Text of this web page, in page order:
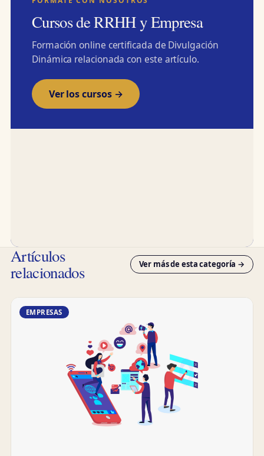
Cursos de RRHH y Empresa
Formación online certificada de Divulgación
Dinámica relacionada con este artículo.
Ver los cursos →
Artículos
relacionados Ver más de esta categoría →
EMPRESAS